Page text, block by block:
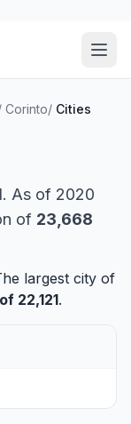
Corinto/ Cities
As of 2020
of 23,668
largest city of
22,121.